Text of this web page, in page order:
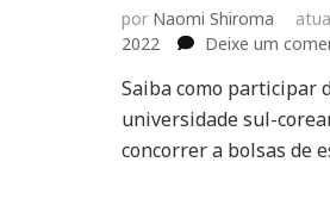
por Naomi Shiroma
2022
Deixe um
Saiba como participar
universidade sul-
concorrer a bolsas de